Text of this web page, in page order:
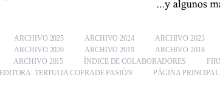
ARCHIVO 2025 ARCHIVO 2024 ARCHIVO 2023
ARCHIVO 2020 ARCHIVO 2019 ARCHIVO 2018
ARCHIVO 2015 ÍNDICE DE COLABORADORES
EDITORA: TERTULIA COFRADE PASIÓN
PÁGINA PRINCIPAL